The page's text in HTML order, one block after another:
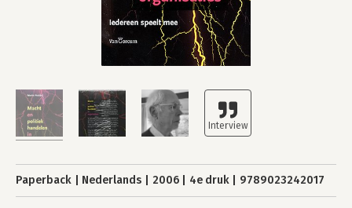
Paperback Nederlands 2006 4e druk 9789023242017